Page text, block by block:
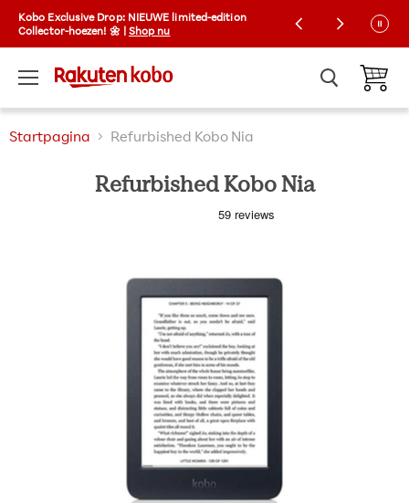
Kobo Exclusive Drop: NIEUWE limited-edition
Collector-hoezen! 🌼 | Shop nu
Gratis verzending op bestellingen boven €30
Startpagina Refurbished Kobo Nia
Refurbished Kobo Nia